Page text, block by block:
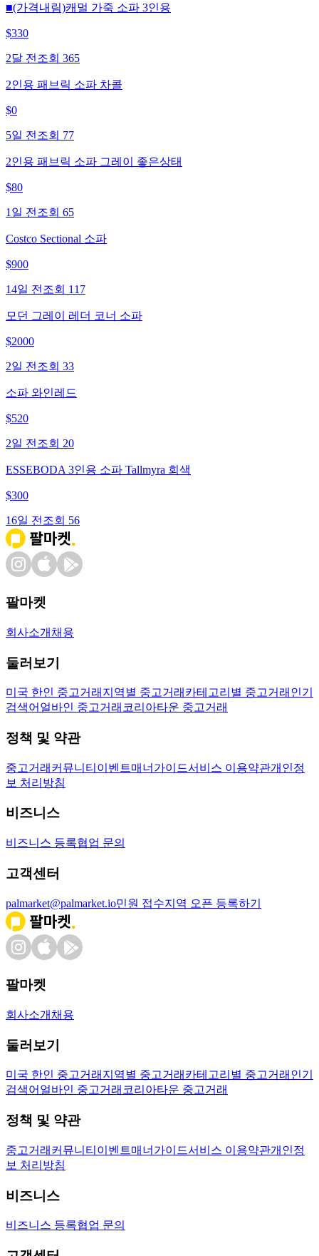
■(가격내림)캐멀 가죽 소파 3인용
$330
2달 전 조회 365
2인용 패브릭 소파 차콜
$0
5일 전 조회 77
2인용 패브릭 소파 그레이 좋은상태
$80
1일 전 조회 65
Costco Sectional 소파
$900
14일 전 조회 117
모던 그레이 레더 코너 소파
$2000
2일 전 조회 33
소파 와인레드
$520
2일 전 조회 20
ESSEBODA 3인용 소파 Tallmyra 회색
$300
16일 전 조회 56
팔마켓
회사소개 채용
둘러보기
미국 한인 중고거래 지역별 중고거래 카테고리별 중고거래 인기
검색어 얼바인 중고거래 코리아타운 중고거래
정책 및 약관
중고거래 커뮤니티 이벤트매너가이드서비스 이용약관개인정
보 처리방침
비즈니스
비즈니스 등록협업 문의
고객센터
palmarket@palmarket.io민원 접수지역 오픈 등록하기
팔마켓
회사소개 채용
둘러보기
미국 한인 중고거래 지역별 중고거래 카테고리별 중고거래 인기
검색어 얼바인 중고거래 코리아타운 중고거래
정책 및 약관
중고거래 커뮤니티 이벤트매너가이드서비스 이용약관개인정
보 처리방침
비즈니스
비즈니스 등록협업 문의